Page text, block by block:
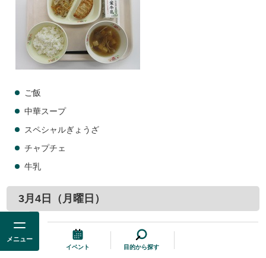
ご飯
中華スープ
スペシャルぎょうざ
チャプチェ
牛乳
3月4日（月曜日）
Aコース
メニュー
イベント 目的から探す